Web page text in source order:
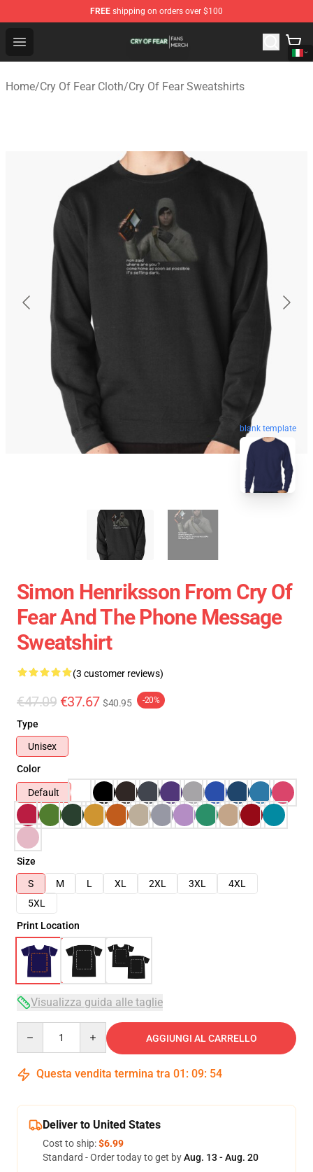
FREE shipping on orders over $100
Open menu
Cry Of Fear Shop - Official Cry Of Fear Merchandise Store
Home/Cry Of Fear Cloth/Cry Of Fear Sweatshirts
blank template
Simon Henriksson From Cry Of
Fear And The Phone Message
Sweatshirt
(3 customer reviews)
€47.09 €37.67 $40.95 -20%
Type
Unisex
Color
Default
Size
S
M L XL 2XL 3XL
4XL
5XL
Print Location
Visualizza guida alle taglie
AGGIUNGI AL CARRELLO
Questa vendita termina tra 01 : 09: 54
Deliver to United States
Cost to ship:$6.99
Standard - Order today to get byAug. 13 - Aug. 20